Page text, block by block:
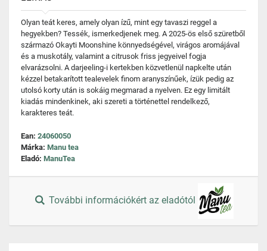
Olyan teát keres, amely olyan ízű, mint egy tavaszi reggel a
hegyekben? Tessék, ismerkedjenek meg. A 2025-ös első szüretből
származó Okayti Moonshine könnyedségével, virágos aromájával
és a muskotály, valamint a citrusok friss jegyeivel fogja
elvarázsolni. A darjeeling-i kertekben közvetlenül napkelte után
kézzel betakarított tealevelek finom aranyszínűek, ízük pedig az
utolsó korty után is sokáig megmarad a nyelven. Ez egy limitált
kiadás mindenkinek, aki szereti a történettel rendelkező,
karakteres teát.
Ean: 24060050
Márka: Manu tea
Eladó: ManuTea
További információkért az eladótól